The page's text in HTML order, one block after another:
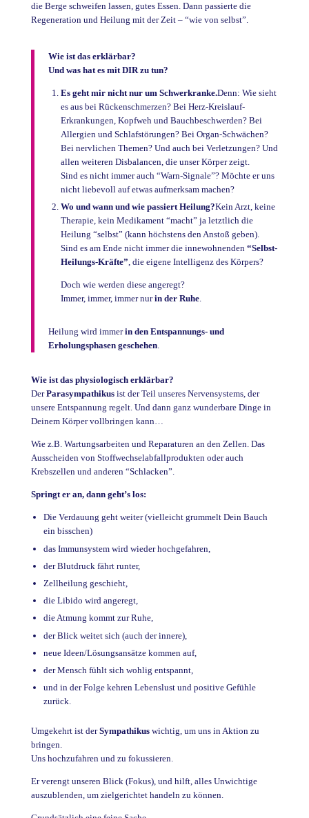
die Berge schweifen lassen, gutes Essen. Dann passierte die
Regeneration und Heilung mit der Zeit – “wie von selbst”.
Wie ist das erklärbar?
Und was hat es mit DIR zu tun?
Es geht mir nicht nur um Schwerkranke.Denn: Wie sieht
es aus bei Rückenschmerzen? Bei Herz-Kreislauf-
Erkrankungen, Kopfweh und Bauchbeschwerden? Bei
Allergien und Schlafstörungen? Bei Organ-Schwächen?
Bei nervlichen Themen? Und auch bei Verletzungen? Und
allen weiteren Disbalancen, die unser Körper zeigt.
Sind es nicht immer auch “Warn-Signale”? Möchte er uns
nicht liebevoll auf etwas aufmerksam machen?
Wo und wann und wie passiert Heilung?Kein Arzt, keine
Therapie, kein Medikament “macht” ja letztlich die
Heilung “selbst” (kann höchstens den Anstoß geben).
Sind es am Ende nicht immer die innewohnenden “Selbst-
Heilungs-Kräfte”, die eigene Intelligenz des Körpers?
Doch wie werden diese angeregt?
Immer, immer, immer nurin der Ruhe.
Heilung wird immerin den Entspannungs- und
Erholungsphasen geschehen.
Wie ist das physiologisch erklärbar?
DerParasympathikusist der Teil unseres Nervensystems, der
unsere Entspannung regelt. Und dann ganz wunderbare Dinge in
Deinem Körper vollbringen kann…
Wie z.B. Wartungsarbeiten und Reparaturen an den Zellen. Das
Ausscheiden von Stoffwechselabfallprodukten oder auch
Krebszellen und anderen “Schlacken”.
Springt er an, dann geht’s los:
Die Verdauung geht weiter (vielleicht grummelt Dein Bauch
ein bisschen)
das Immunsystem wird wieder hochgefahren,
der Blutdruck fährt runter,
Zellheilung geschieht,
die Libido wird angeregt,
die Atmung kommt zur Ruhe,
der Blick weitet sich (auch der innere),
neue Ideen/Lösungsansätze kommen auf,
der Mensch fühlt sich wohlig entspannt,
und in der Folge kehren Lebenslust und positive Gefühle
zurück.
Umgekehrt ist derSympathikuswichtig, um uns in Aktion zu
bringen.
Uns hochzufahren und zu fokussieren.
Er verengt unseren Blick (Fokus), und hilft, alles Unwichtige
auszublenden, um zielgerichtet handeln zu können.